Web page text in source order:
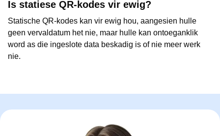
Is statiese QR-kodes vir ewig?
Statische QR-kodes kan vir ewig hou, aangesien hulle
geen vervaldatum het nie, maar hulle kan ontoeganklik
word as die ingeslote data beskadig is of nie meer werk
nie.